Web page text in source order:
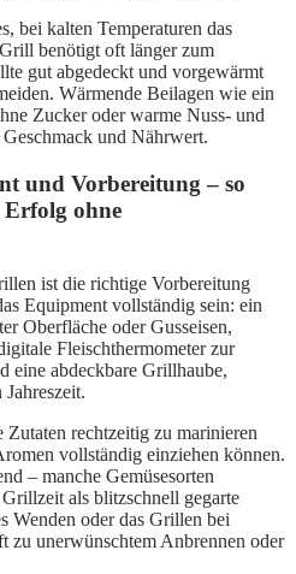
bei kalten Temperaturen das
benötigt oft länger zum
gut abgedeckt und vorgewärmt
Wärmende Beilagen wie ein
Zucker oder warme Nuss- und
und Nährwert.
und Vorbereitung – so
ohne
ist die richtige Vorbereitung
Equipment vollständig sein: ein
Oberfläche oder Gusseisen,
Fleischthermometer zur
eine abdeckbare Grillhaube,
rechtzeitig zu marinieren
vollständig einziehen können.
– manche Gemüsesorten
als blitzschnell gegarte
Wenden oder das Grillen bei
zu unerwünschtem Anbrennen oder